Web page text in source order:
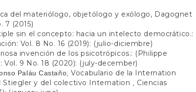
del materiólogo, objetólogo y exólogo, Dagognet
7 (2015)
sin el concepto: hacia un intelecto democrático.:
Vol. 8 No. 16 (2019): (julio-diciembre)
invención de los psicotrópicos.: (Philippe
Vol. 9 No. 18 (2020): (july-december)
Paláu Castaño,Vocabulario de la Internation
Stiegler y del colectivo Internation
Ciencias